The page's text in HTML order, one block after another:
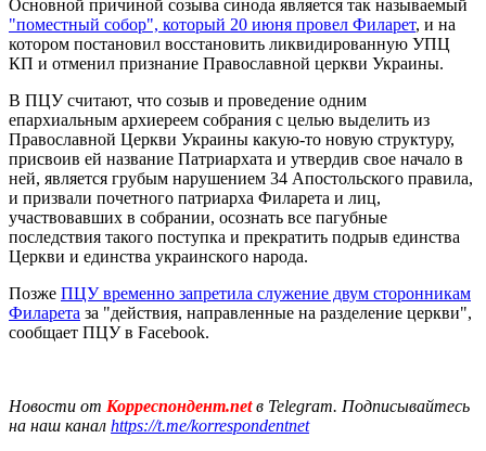
Основной причиной созыва синода является так называемый
"поместный собор", который 20 июня провел Филарет, и на
котором постановил восстановить ликвидированную УПЦ
КП и отменил признание Православной церкви Украины.
В ПЦУ считают, что созыв и проведение одним
епархиальным архиереем собрания с целью выделить из
Православной Церкви Украины какую-то новую структуру,
присвоив ей название Патриархата и утвердив свое начало в
ней, является грубым нарушением 34 Апостольского правила,
и призвали почетного патриарха Филарета и лиц,
участвовавших в собрании, осознать все пагубные
последствия такого поступка и прекратить подрыв единства
Церкви и единства украинского народа.
Позже ПЦУ временно запретила служение двум сторонникам
Филарета за "действия, направленные на разделение церкви",
сообщает ПЦУ в Facebook.
Новости от Корреспондент.netв Telegram. Подписывайтесь
на наш канал https://t.me/korrespondentnet